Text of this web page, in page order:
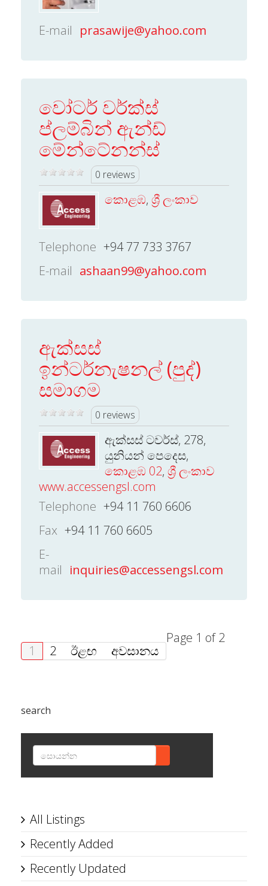
E-mail prasawije@yahoo.com
වෝටර් වර්ක්ස්
ප්ලම්බින් ඇන්ඩ්
මේන්ටේනන්ස්
0 reviews
කොළඹ, ශ්‍රී ලංකාව
Telephone +94 77 733 3767
E-mail ashaan99@yahoo.com
ඇක්සස්
ඉන්ටර්නැෂනල් (පුද්)
සමාගම
0 reviews
ඇක්සස් ටවර්ස්, 278,
යුනියන් පෙදෙස,
කොළඹ 02, ශ්‍රී ලංකාව
www.accessengsl.com
Telephone +94 11 760 6606
Fax +94 11 760 6605
E-
mail inquiries@accessengsl.com
Page 1 of 2
1
2 ඊළඟ අවසානය
search
All Listings
Recently Added
Recently Updated